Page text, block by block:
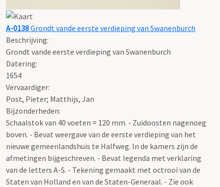
A-0138Grondt vande eerste verdieping van Swanenburch
Beschrijving:
Grondt vande eerste verdieping van Swanenburch
Datering:
1654
Vervaardiger:
Post, Pieter; Matthijs, Jan
Bijzonderheden:
Schaalstok van 40 voeten = 120 mm. - Zuidoosten nagenoeg
boven. - Bevat weergave van de eerste verdieping van het
nieuwe gemeenlandshuis te Halfweg. In de kamers zijn de
afmetingen bijgeschreven. - Bevat legenda met verklaring
van de letters A-S. - Tekening gemaakt met octrooi van de
Staten van Holland en van de Staten-Generaal. - Zie ook